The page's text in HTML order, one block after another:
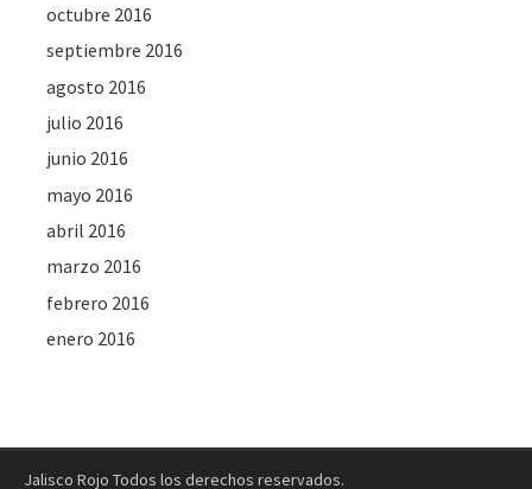
octubre 2016
septiembre 2016
agosto 2016
julio 2016
junio 2016
mayo 2016
abril 2016
marzo 2016
febrero 2016
enero 2016
Jalisco Rojo Todos los derechos reservados.